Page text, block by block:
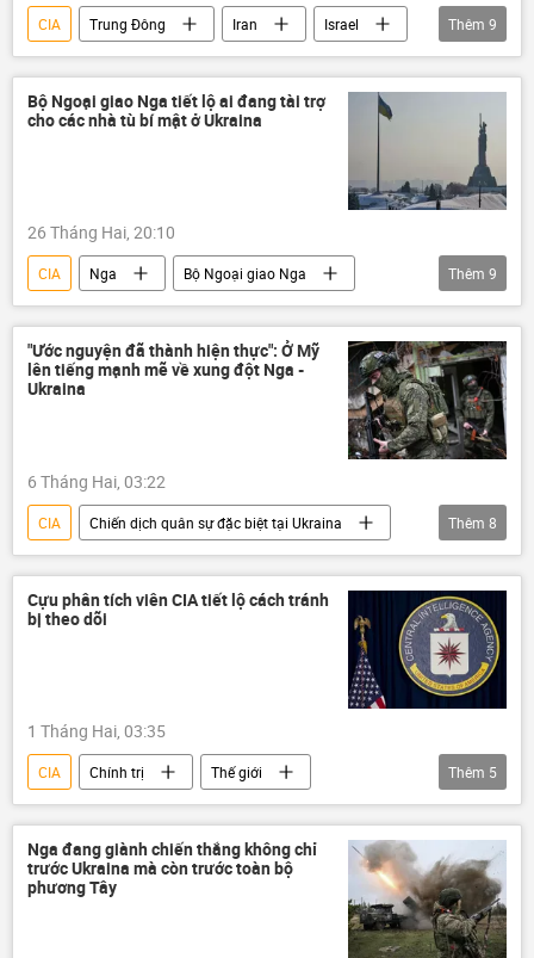
CIA Trung Đông Iran
Israel
Hoa Kỳ
Chính trị
Thế giới
xung đột quân sự
xung đột
Ali Khamenei
Báo chí thế giới
Thêm 9
Bộ Ngoại giao Nga tiết lộ ai đang tài trợ
cho các nhà tù bí mật ở Ukraina
26 Tháng Hai, 20:10
CIA Nga
Bộ Ngoại giao Nga
Maria Zakharova
Ukraina
Iraq
thông tin
Julian Assange
WikiLeaks
Thế giới
nhà tù bí mật
Thêm 9
"Ước nguyện đã thành hiện thực": Ở Mỹ
lên tiếng mạnh mẽ về xung đột Nga -
Ukraina
6 Tháng Hai, 03:22
CIA
Chiến dịch quân sự đặc biệt tại Ukraina
Nga
Cuộc khủng hoảng ở Ukraina
Ukraina
xung đột quân sự
Thế giới
Thêm 8
Cựu phân tích viên CIA tiết lộ cách tránh
bị theo dõi
1 Tháng Hai, 03:35
CIA Chính trị
Thế giới
Quan điểm-Ý kiến
chuyên gia
máy tính
điện thoại
điện thoại thông minh
Thêm 5
Nga đang giành chiến thắng không chỉ
trước Ukraina mà còn trước toàn bộ
phương Tây